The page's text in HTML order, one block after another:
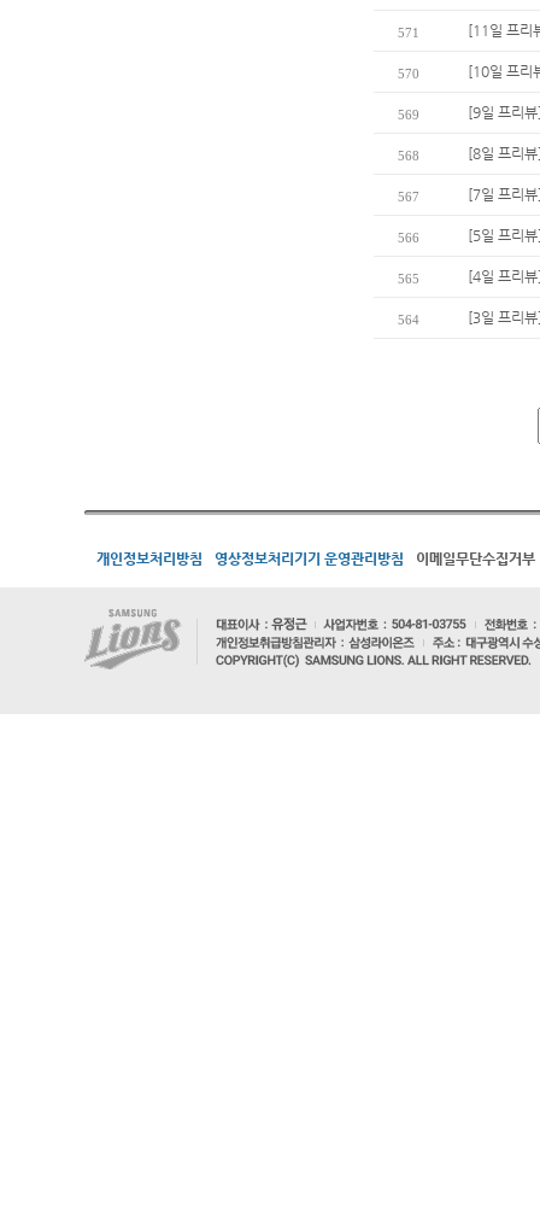
571 [11일 프리
570 [10일 프리
569 [9일 프리
568 [8일 프리
567 [7일 프리
566 [5일 프리
565 [4일 프리
564 [3일 프리
개인정보처리방침 영상정보처리기기 운영관리방침 이메일무단수집거부